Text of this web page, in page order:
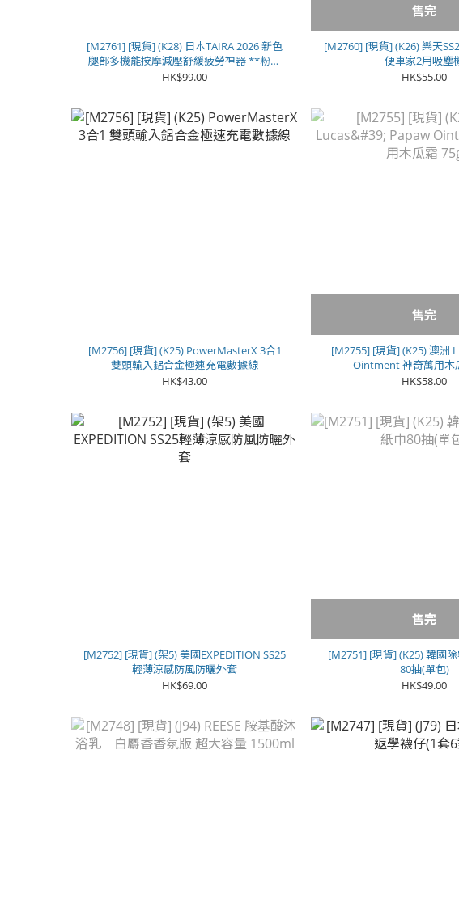
[M2761] [現貨] (K28) 日本TAIRA 2026 新色
腿部多機能按摩減壓舒緩疲勞神器 **粉色
**
HK$99.00
售完
[M2760] [現貨] (K26) 樂天
便車家2用吸塵
HK$55.00
[M2756] [現貨] (K25) PowerMasterX 3合1
雙頭輸入鋁合金極速充電數據線
HK$43.00
售完
[M2755] [現貨] (K25) 澳洲
Ointment 神奇萬用木
HK$58.00
[M2752] [現貨] (架5) 美國EXPEDITION SS25
輕薄涼感防風防曬外套
HK$69.00
售完
[M2751] [現貨] (K25) 韓國
80抽(單包)
HK$49.00